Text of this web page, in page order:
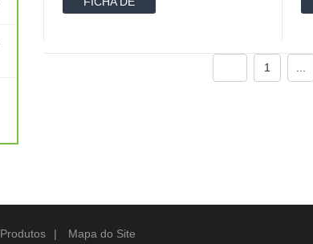
1
Produtos | Mapa do Site